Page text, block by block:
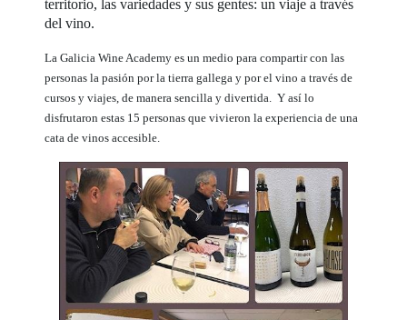
territorio, las variedades y sus gentes: un viaje a través
del vino.
La Galicia Wine Academy es un medio para compartir con las
personas la pasión por la tierra gallega y por el vino a través de
cursos y viajes, de manera sencilla y divertida. Y así lo
disfrutaron estas 15 personas que vivieron la experiencia de una
cata de vinos accesible.